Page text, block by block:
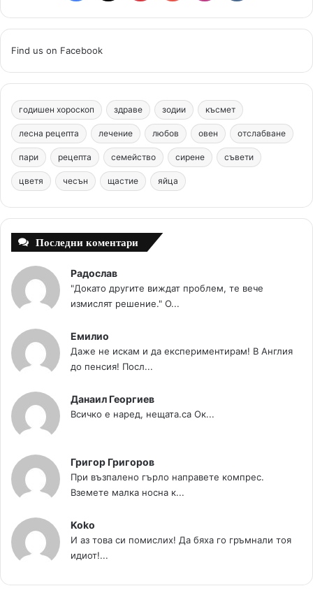
a
e
b
o
o
k
i
t
e
r
e
s
t
o
T
u
b
e
n
t
a
g
r
m
k
c
m
Find us on Facebook
годишен хороскоп здраве зодии късмет
лесна рецепта лечение любов овен отслабване
пари рецепта семейство сирене съвети
цветя чесън щастие яйца
Последни коментари
Радослав
"Докато другите виждат проблем, те вече
измислят решение." О...
Емилио
Даже не искам и да експериментирам! В Англия
до пенсия! Посл...
Данаил Георгиев
Всичко е наред, нещата.са Ок...
Григор Григоров
При възпалено гърло направете компрес.
Вземете малка носна к...
Koko
И аз това си помислих! Да бяха го гръмнали тоя
идиот!...